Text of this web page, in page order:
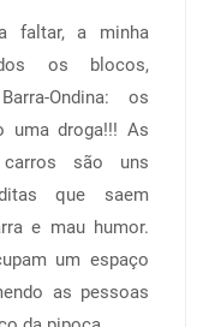
faltar, a minha
os blocos,
Ondina: os
uma droga!!! As
são uns
que saem
e mau humor.
um espaço
as pessoas